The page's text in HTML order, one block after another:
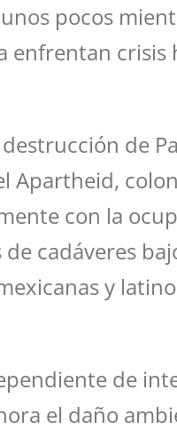
pocos
enfrentan crisis
de
Apartheid,
con la
cadáveres
y
de
el daño